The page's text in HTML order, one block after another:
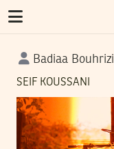
Badiaa Bouhrizi
SEIF KOUSSANI